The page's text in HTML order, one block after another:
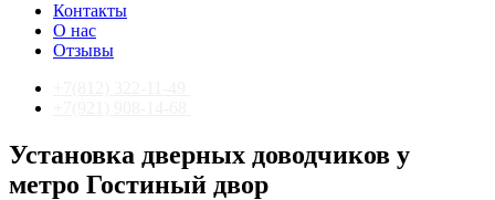
Контакты
О нас
Отзывы
Установка дверных доводчиков у
метро Гостиный двор